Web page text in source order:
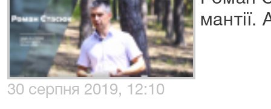
30 серпня 2019, 12:10